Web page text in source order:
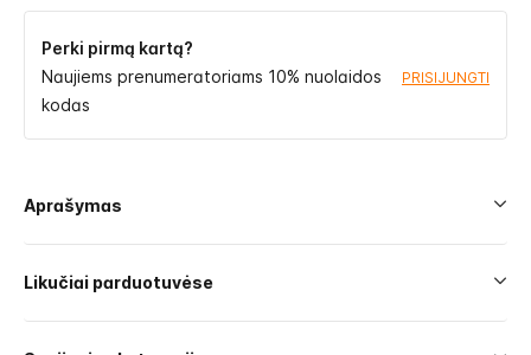
Perki pirmą kartą?
Naujiems prenumeratoriams 10% nuolaidos
kodas
PRISIJUNGTI
Aprašymas
Likučiai parduotuvėse